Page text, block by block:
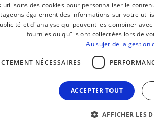
utilisons des cookies pour personnaliser le
également des informations sur votre
et d"analyse qui peuvent les combiner
fournies ou qu"ils ont collectées lors de
Au sujet de la gestion
NÉCESSAIRES
ACCEPTER TOUT
AFFICHER LES